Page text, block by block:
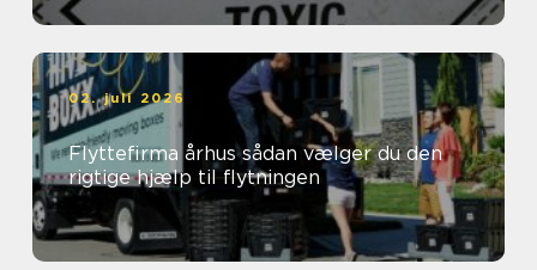
02. juli 2026
Flyttefirma århus sådan vælger du den
rigtige hjælp til flytningen